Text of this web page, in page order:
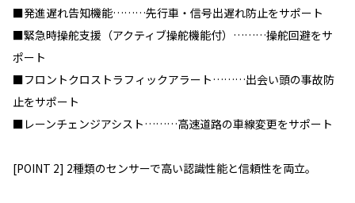
■発進遅れ告知機能………先行車・信号出遅れ防止をサポート
■緊急時操舵支援（アクティブ操舵機能付）………操舵回避をサ
ポート
■フロントクロストラフィックアラート………出会い頭の事故防
止をサポート
■レーンチェンジアシスト………高速道路の車線変更をサポート
[POINT 2] 2種類のセンサーで高い認識性能と信頼性を両立。